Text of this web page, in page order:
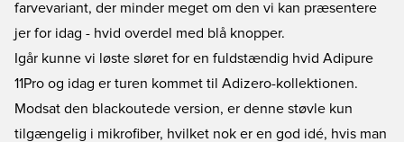
farvevariant, der minder meget om den vi kan præsentere
jer for idag - hvid overdel med blå knopper.
Igår kunne vi løste sløret for en fuldstændig hvid Adipure
11Pro og idag er turen kommet til Adizero-kollektionen.
Modsat den blackoutede version, er denne støvle kun
tilgængelig i mikrofiber, hvilket nok er en god idé, hvis man